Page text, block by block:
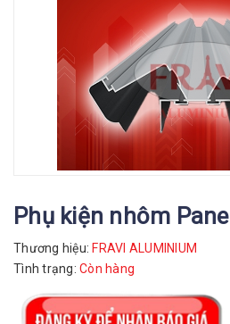
Phụ kiện nhôm Panel
Thương hiệu: FRAVI ALUMINIUM
Tình trạng: Còn hàng